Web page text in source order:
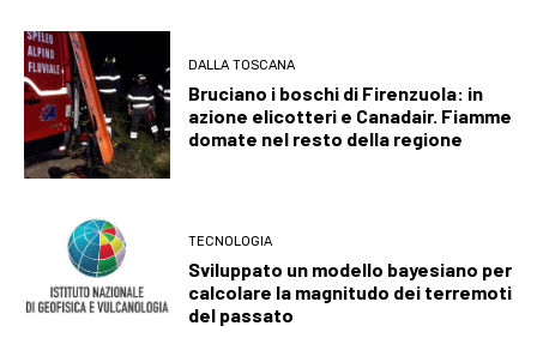
DALLA TOSCANA
Bruciano i boschi di Firenzuola: in
azione elicotteri e Canadair. Fiamme
domate nel resto della regione
TECNOLOGIA
Sviluppato un modello bayesiano per
calcolare la magnitudo dei terremoti
del passato